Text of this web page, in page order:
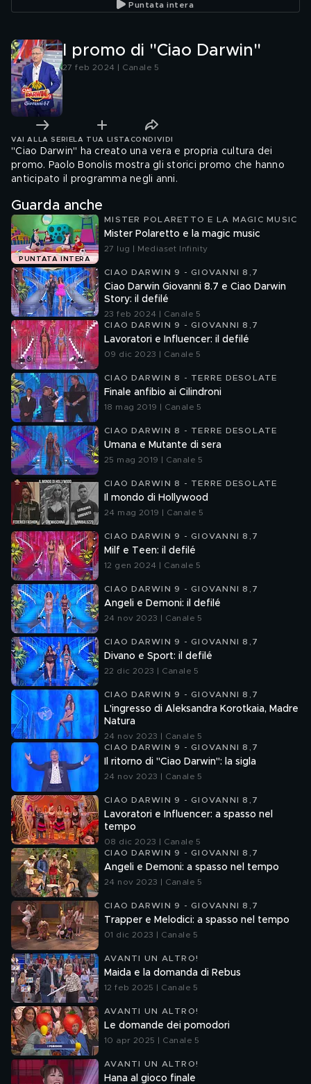
Puntata intera
I promo di "Ciao Darwin"
27 feb 2024 | Canale 5
VAI ALLA SERIE LA TUA LISTA CONDIVIDI
"Ciao Darwin" ha creato una vera e propria cultura dei
promo. Paolo Bonolis mostra gli storici promo che hanno
anticipato il programma negli anni.
Guarda anche
PUNTATA INTERA
MISTER POLARETTO E LA MAGIC MUSIC
Mister Polaretto e la magic music
27 lug | Mediaset Infinity
CIAO DARWIN 9 - GIOVANNI 8,7
Ciao Darwin Giovanni 8.7 e Ciao Darwin
Story: il defilé
23 feb 2024 | Canale 5
CIAO DARWIN 9 - GIOVANNI 8,7
Lavoratori e Influencer: il defilé
09 dic 2023 | Canale 5
CIAO DARWIN 8 - TERRE DESOLATE
Finale anfibio ai Cilindroni
18 mag 2019 | Canale 5
CIAO DARWIN 8 - TERRE DESOLATE
Umana e Mutante di sera
25 mag 2019 | Canale 5
CIAO DARWIN 8 - TERRE DESOLATE
Il mondo di Hollywood
24 mag 2019 | Canale 5
CIAO DARWIN 9 - GIOVANNI 8,7
Milf e Teen: il defilé
12 gen 2024 | Canale 5
CIAO DARWIN 9 - GIOVANNI 8,7
Angeli e Demoni: il defilé
24 nov 2023 | Canale 5
CIAO DARWIN 9 - GIOVANNI 8,7
Divano e Sport: il defilé
22 dic 2023 | Canale 5
CIAO DARWIN 9 - GIOVANNI 8,7
L'ingresso di Aleksandra Korotkaia, Madre
Natura
24 nov 2023 | Canale 5
CIAO DARWIN 9 - GIOVANNI 8,7
Il ritorno di "Ciao Darwin": la sigla
24 nov 2023 | Canale 5
CIAO DARWIN 9 - GIOVANNI 8,7
Lavoratori e Influencer: a spasso nel
tempo
08 dic 2023 | Canale 5
CIAO DARWIN 9 - GIOVANNI 8,7
Angeli e Demoni: a spasso nel tempo
24 nov 2023 | Canale 5
CIAO DARWIN 9 - GIOVANNI 8,7
Trapper e Melodici: a spasso nel tempo
01 dic 2023 | Canale 5
AVANTI UN ALTRO!
Maida e la domanda di Rebus
12 feb 2025 | Canale 5
AVANTI UN ALTRO!
Le domande dei pomodori
10 apr 2025 | Canale 5
AVANTI UN ALTRO!
Hana al gioco finale